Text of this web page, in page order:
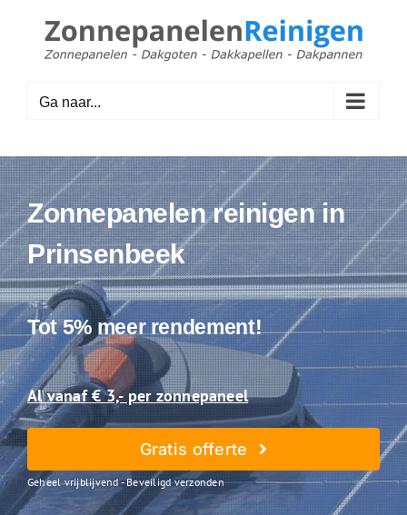
inhoud
Ga naar...
Zonnepanelen reinigen in
Prinsenbeek
Tot 5% meer rendement!
Al vanaf € 3,- per zonnepaneel
Gratis offerte
Geheel vrijblijvend - Beveiligd verzonden